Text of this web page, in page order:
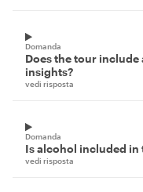
Domanda
Does the tour
insights?
vedi risposta
Domanda
Is alcohol included in
vedi risposta